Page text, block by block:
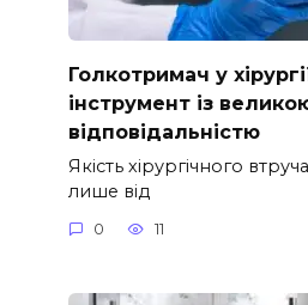
Голкотримач у
інструмент із
відповідальністю
Якість хірургічного
лише від
0 11